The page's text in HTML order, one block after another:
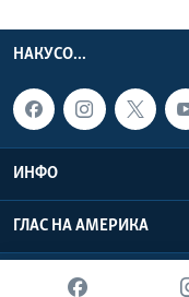
НАКУСО...
ИНФО
ГЛАС НА АМЕРИКА
Глас на